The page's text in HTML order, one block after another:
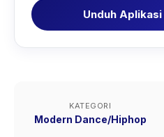
Unduh
KATEGORI
Modern Dance/Hiphop